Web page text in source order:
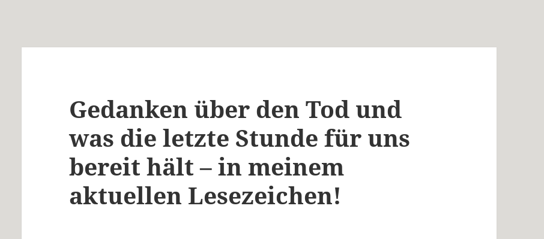
Gedanken über den Tod und
was die letzte Stunde für uns
bereit hält – in meinem
aktuellen Lesezeichen!